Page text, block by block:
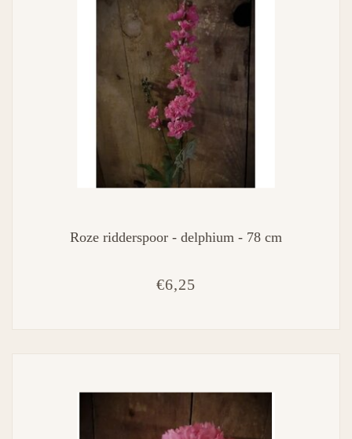
Roze ridderspoor - delphium - 78 cm
€6,25